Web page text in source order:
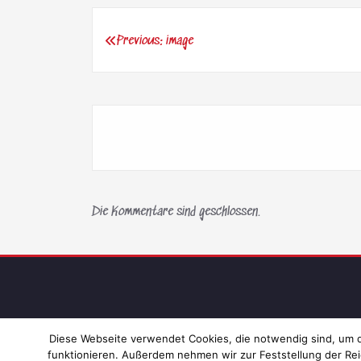
Beitragsnavigation
Previous: image
Die Kommentare sind geschlossen.
Diese Webseite verwendet Cookies, die notwendig sind,
funktionieren. Außerdem nehmen wir zur Feststellung der